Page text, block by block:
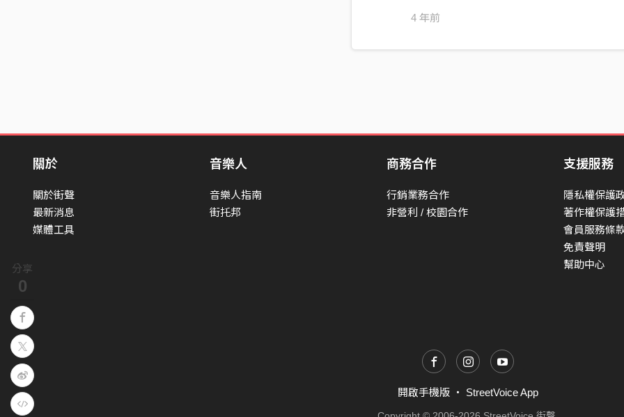
分享
0
日子快到頭了 果子也熟透了
徘徊在你的未來 徘徊在我的未來
徘徊在水裡火裡湯裡
期待更美的人到來 期待更好的人到來
4 年前
關於
關於街聲
最新消息
媒體工具
音樂人
音樂人指南
街托邦
商務合作
行銷業務合作
非營利 / 校園合作
支援服務
隱私權保護
著作權保護
會員服務條
免責聲明
幫助中心
開啟手機版 ・ StreetVoice App